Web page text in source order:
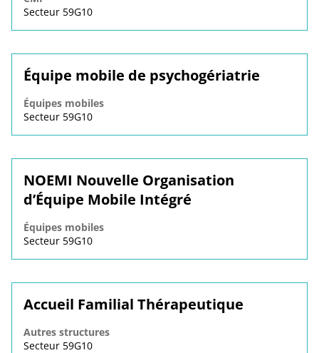
Secteur 59G10
Équipe mobile de psychogériatrie
Équipes mobiles
Secteur 59G10
NOEMI Nouvelle Organisation
d’Équipe Mobile Intégré
Équipes mobiles
Secteur 59G10
Accueil Familial Thérapeutique
Autres structures
Secteur 59G10